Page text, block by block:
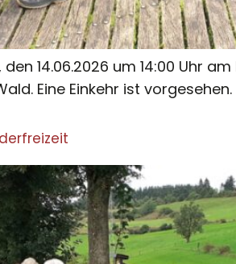
14.06.2026 um 14:00 Uhr
Eine Einkehr ist vorgesehen.